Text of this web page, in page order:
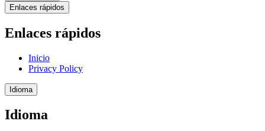
Enlaces rápidos
Enlaces rápidos
Inicio
Privacy Policy
Idioma
Idioma